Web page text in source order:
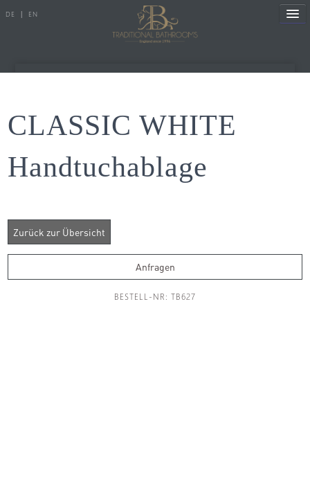
DE | EN
Porzellanserien
Duscharmaturen
Duschen
CLASSIC WHITE
Handtuchablage
Anfragen
BESTELL-NR: TB627